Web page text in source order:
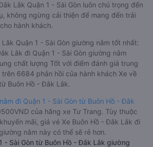
Lắk Quận 1 - Sài Gòn luôn chú trọng đến
không ngừng cải thiện để mang đến trải
hành khách.
Quận 1 - Sài Gòn giường nằm tốt nhất:
Lắk đi Quận 1 - Sài Gòn giường nằm
chất lượng Tốt với điểm đánh giá trung
6684 phản hồi của hành khách Xe về
Buôn Hồ - Đắk Lắk.
đi Quận 1 - Sài Gòn từ Buôn Hồ - Đắk
của hãng xe Tư Trang. Tùy thuộc
mãi, giá vé Xe Buôn Hồ - Đắk Lắk đi
nằm này có thể sẽ rẻ hơn.
- Sài Gòn từ Buôn Hồ - Đắk Lắk giường